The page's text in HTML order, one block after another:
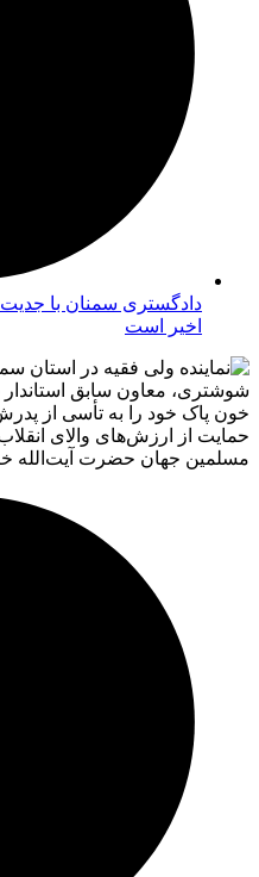
دادگستری سمنان با
اخیر است